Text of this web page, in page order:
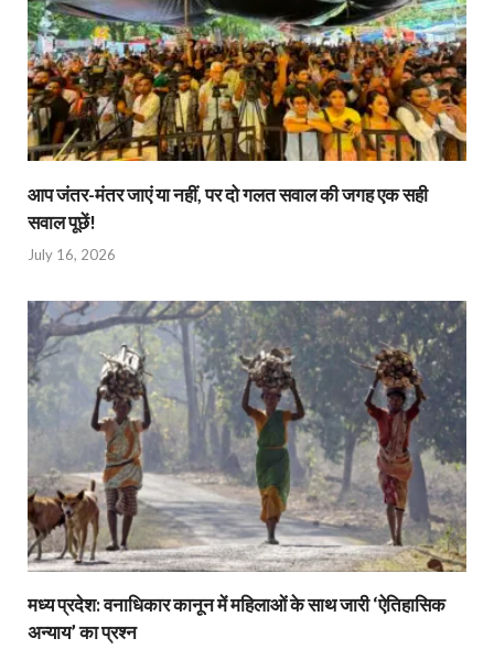
आप जंतर-मंतर जाएं या नहीं, पर दो गलत सवाल की जगह एक सही
सवाल पूछें!
July 16, 2026
मध्य प्रदेश: वनाधिकार कानून में महिलाओं के साथ जारी ‘ऐतिहासिक
अन्याय’ का प्रश्न